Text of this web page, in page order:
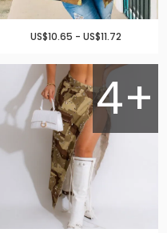
US$10.65 - US$11.72
4+